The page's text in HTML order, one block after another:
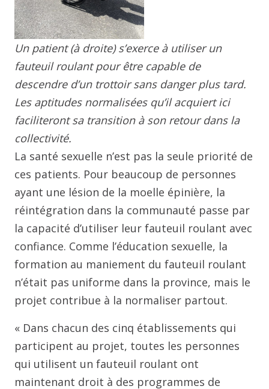
Un patient (à droite) s’exerce à utiliser un
fauteuil roulant pour être capable de
descendre d’un trottoir sans danger plus tard.
Les aptitudes normalisées qu’il acquiert ici
faciliteront sa transition à son retour dans la
collectivité.
La santé sexuelle n’est pas la seule priorité de
ces patients. Pour beaucoup de personnes
ayant une lésion de la moelle épinière, la
réintégration dans la communauté passe par
la capacité d’utiliser leur fauteuil roulant avec
confiance. Comme l’éducation sexuelle, la
formation au maniement du fauteuil roulant
n’était pas uniforme dans la province, mais le
projet contribue à la normaliser partout.
« Dans chacun des cinq établissements qui
participent au projet, toutes les personnes
qui utilisent un fauteuil roulant ont
maintenant droit à des programmes de